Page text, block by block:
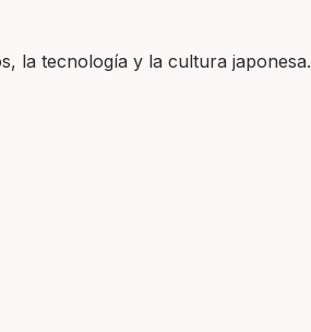
la tecnología y la cultura japonesa.